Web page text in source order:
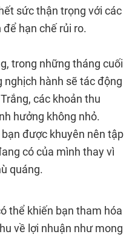
sức thận trọng với các
hạn chế rủi ro.
trong những tháng cuối
nghịch hành sẽ tác động
các khoản thu
hưởng không nhỏ.
được khuyên nên tập
có của mình thay vì
quáng.
thể khiến bạn tham hóa
về lợi nhuận như mong